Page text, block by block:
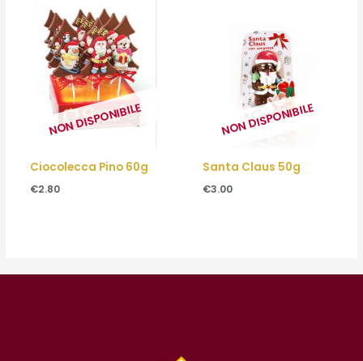
NON DISPONIBILE
Ciocolecca Pino 60g
€2.80
NON DISPONIBILE
Santa Claus 50g
€3.00